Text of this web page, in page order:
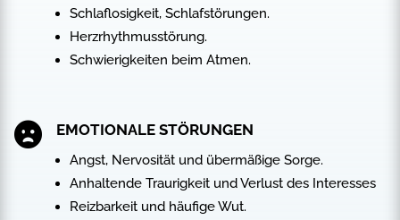
Schlaflosigkeit, Schlafstörungen.
Herzrhythmusstörung.
Schwierigkeiten beim Atmen.
 EMOTIONALE STÖRUNGEN
Angst, Nervosität und übermäßige Sorge.
Anhaltende Traurigkeit und Verlust des Interesses
Reizbarkeit und häufige Wut.